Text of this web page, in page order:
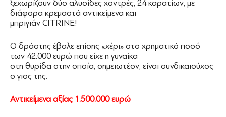
ξεχωρίζουν δύο αλυσίδες χοντρές, 24 καρατίων, με
διάφορα κρεμαστά αντικείμενα και
μπριγιάν CITRINE!
Ο δράστης έβαλε επίσης «χέρι» στο χρηματικό ποσό
των 42.000 ευρώ που είχε η γυναίκα
στη θυρίδα στην οποία, σημειωτέον, είναι συνδικαιούχος
ο γιος της.
Αντικείµενα αξίας 1.500.000 ευρώ